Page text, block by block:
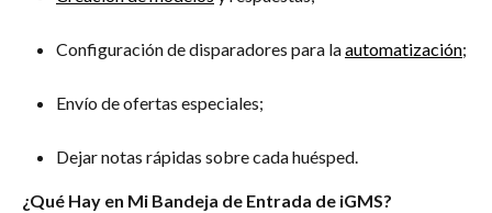
Configuración de disparadores para la automatización;
Envío de ofertas especiales;
Dejar notas rápidas sobre cada huésped.
¿Qué Hay en Mi Bandeja de Entrada de iGMS?